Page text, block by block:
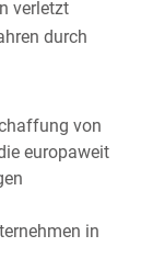
verletzt
durch
von
europaweit
in